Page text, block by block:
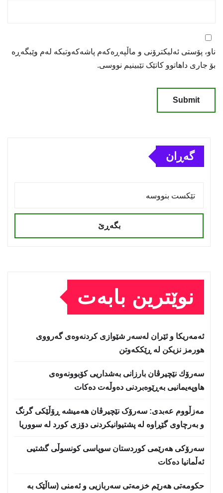
ناو، پۆستی ئەلیکترۆنی و ماڵپەڕەکەم پاشەکەوتبکە لەم وێبگەڕە
بۆ جاری داهاتوو کاتێک تێبینیم نووسی.
گەڕان
بگەڕێ
نوێترین بابەت
ئەمەریكا و ئێران لەسەر شێوازی كردنەوەی گەرووی
هورمز نزیكن لە ڕێككەوتن
سەرۆك نێچیرڤان بارزانی بەشداریی كۆبوونەوەی
هاوپەیمانیی بەڕێوەبردنی دەوڵەت دەكات
مەزڵووم عەبدی: سەرۆک نێچیرڤان هەمیشە ڕۆڵێکی گرنگ
و بەرچاوی گێڕاوە لە پشتیوانیکردنی دۆزی کورد لە سووریا
سەرۆکی هەرێمی کوردستان سوپاسى کونسوڵی گشتیی
ئەڵمانیا دەکات
حكومەتی هەرێم خزمەتی سەربازیی و ئەمنی (ساڵێک بە